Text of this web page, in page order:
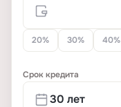
20% 30% 40%
Срок кредита